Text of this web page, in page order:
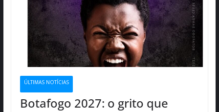
ÚLTIMAS NOTÍCIAS
Botafogo 2027: o grito que